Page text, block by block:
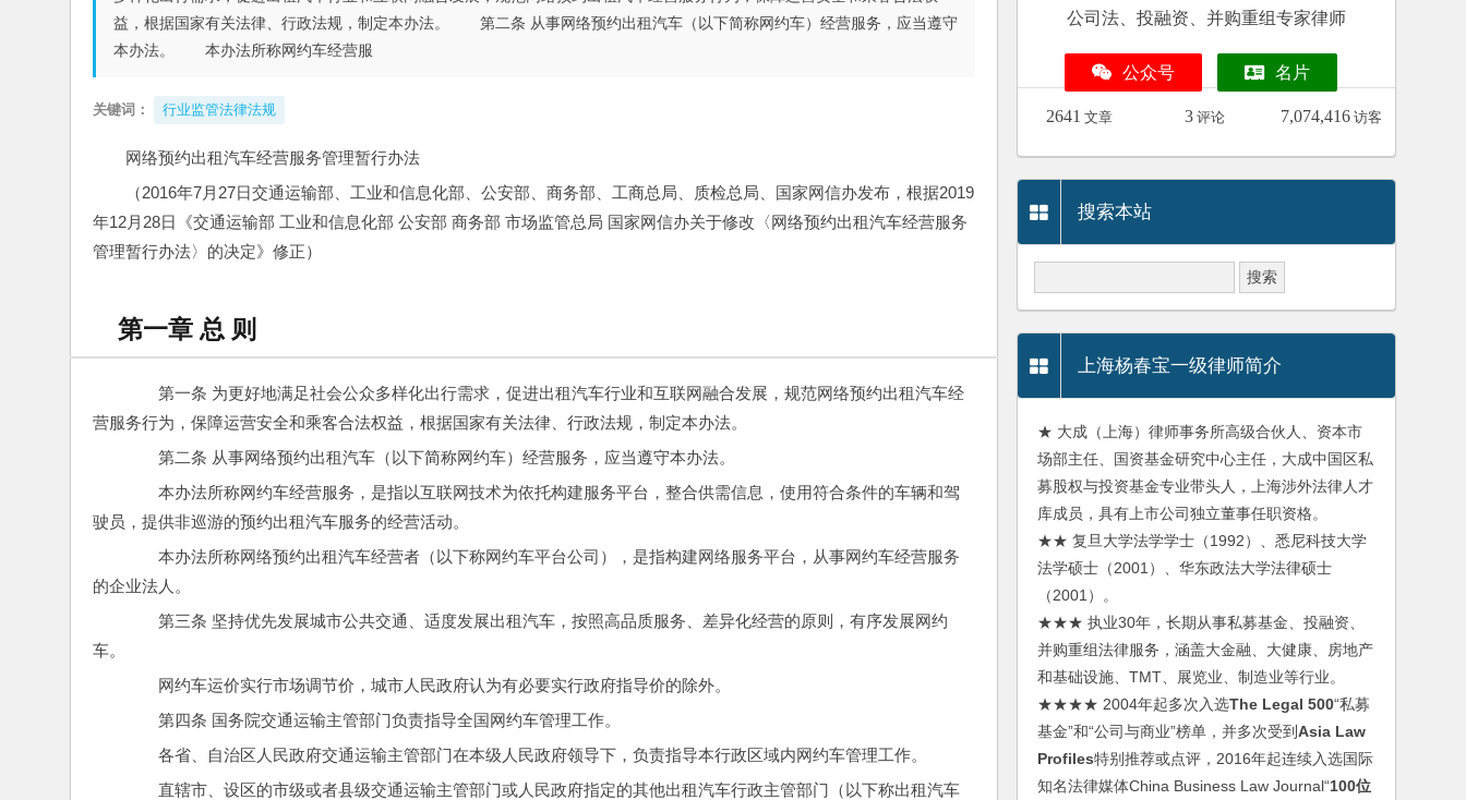
益，根据国家有关法律、行政法规，制定本办法。 第二条 从事网络预约出租汽车（以下简称网约车）经营服务，应当遵守
本办法。 本办法所称网约车经营服
关键词： 行业监管法律法规
网络预约出租汽车经营服务管理暂行办法
（2016年7月27日交通运输部、工业和信息化部、公安部、商务部、工商总局、质检总局、国家网信办发布，根据2019
年12月28日《交通运输部 工业和信息化部 公安部 商务部 市场监管总局 国家网信办关于修改〈网络预约出租汽车经营服务
管理暂行办法〉的决定》修正）
第一章 总 则
第一条 为更好地满足社会公众多样化出行需求，促进出租汽车行业和互联网融合发展，规范网络预约出租汽车经
营服务行为，保障运营安全和乘客合法权益，根据国家有关法律、行政法规，制定本办法。
第二条 从事网络预约出租汽车（以下简称网约车）经营服务，应当遵守本办法。
本办法所称网约车经营服务，是指以互联网技术为依托构建服务平台，整合供需信息，使用符合条件的车辆和驾
驶员，提供非巡游的预约出租汽车服务的经营活动。
本办法所称网络预约出租汽车经营者（以下称网约车平台公司），是指构建网络服务平台，从事网约车经营服务
的企业法人。
第三条 坚持优先发展城市公共交通、适度发展出租汽车，按照高品质服务、差异化经营的原则，有序发展网约
车。
网约车运价实行市场调节价，城市人民政府认为有必要实行政府指导价的除外。
第四条 国务院交通运输主管部门负责指导全国网约车管理工作。
各省、自治区人民政府交通运输主管部门在本级人民政府领导下，负责指导本行政区域内网约车管理工作。
直辖市、设区的市级或者县级交通运输主管部门或人民政府指定的其他出租汽车行政主管部门（以下称出租汽车
公司法、投融资、并购重组专家律师
公众号 名片
2641 文章 3 评论 7,074,416 访客
搜索本站
上海杨春宝一级律师简介
★ 大成（上海）律师事务所高级合伙人、资本市
场部主任、国资基金研究中心主任，大成中国区私
募股权与投资基金专业带头人，上海涉外法律人才
库成员，具有上市公司独立董事任职资格。
★★ 复旦大学法学学士（1992）、悉尼科技大学
法学硕士（2001）、华东政法大学法律硕士
（2001）。
★★★ 执业30年，长期从事私募基金、投融资、
并购重组法律服务，涵盖大金融、大健康、房地产
和基础设施、TMT、展览业、制造业等行业。
★★★★ 2004年起多次入选The Legal 500“私募
基金”和“公司与商业”榜单，并多次受到Asia Law
Profiles特别推荐或点评，2016年起连续入选国际
知名法律媒体China Business Law Journal“100位